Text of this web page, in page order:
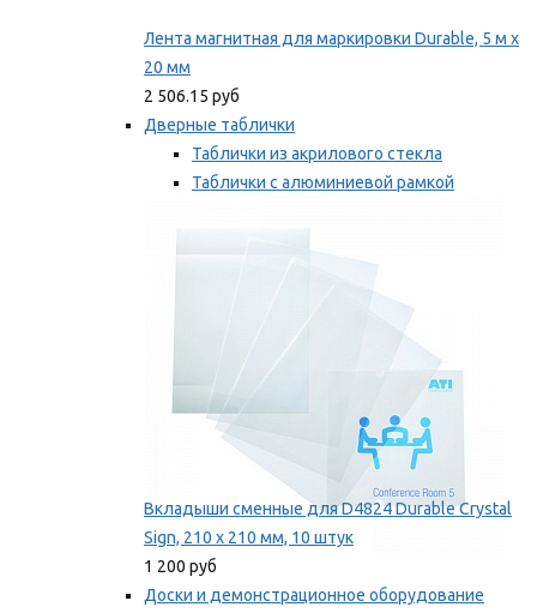
Лента магнитная для маркировки Durable, 5 м х
20 мм
2 506.15 руб
Дверные таблички
Таблички из акрилового стекла
Таблички с алюминиевой рамкой
Вкладыши сменные для D4824 Durable Crystal
Sign, 210 x 210 мм, 10 штук
1 200 руб
Доски и демонстрационное оборудование